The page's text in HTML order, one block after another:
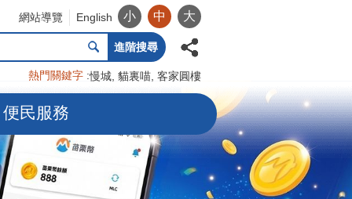
網站導覽 English 小 中 大
進階搜尋
熱門關鍵字 慢城 貓裏喵 客家圓樓
便民服務